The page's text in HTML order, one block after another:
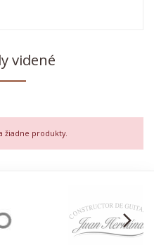
videné
žiadne produkty.
arrow_forward_ios